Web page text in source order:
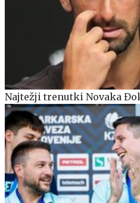
Najtežji trenutki Novaka